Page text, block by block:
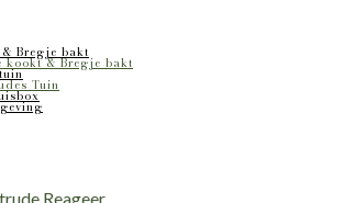
Bregje bakt
kookt & Bregje bakt
Tuin
Reageer